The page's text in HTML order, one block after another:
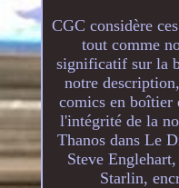
CGC considère
tout comme
significatif sur la
notre
comics en boîtier
l'intégrité de la
Thanos dans Le
Steve
Starlin,